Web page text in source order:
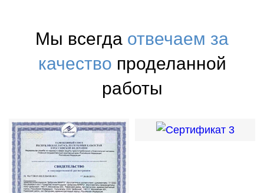
Мы всегда отвечаем за
качество проделанной
работы